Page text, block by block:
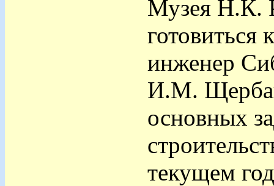
Музея Н.К.
готовиться
инженер
И.М.
основных
текущем